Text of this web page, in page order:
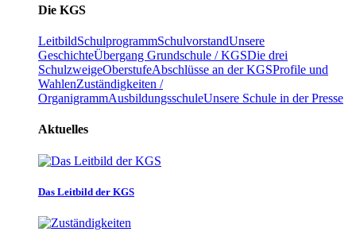
Die KGS
LeitbildSchulprogrammSchulvorstandUnsere
GeschichteÜbergang Grundschule / KGSDie drei
SchulzweigeOberstufeAbschlüsse an der KGSProfile und
WahlenZuständigkeiten /
OrganigrammAusbildungsschuleUnsere Schule in der Presse
Aktuelles
Das Leitbild der KGS